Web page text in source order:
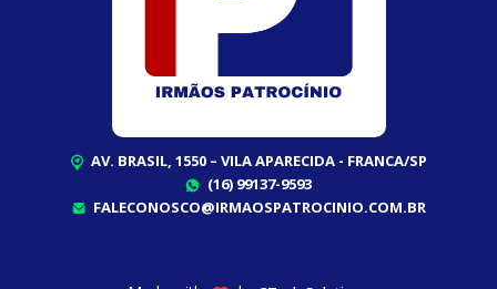
AV. BRASIL, 1550 – VILA APARECIDA - FRANCA/SP
(16) 99137-9593
FALECONOSCO@IRMAOSPATROCINIO.COM.BR